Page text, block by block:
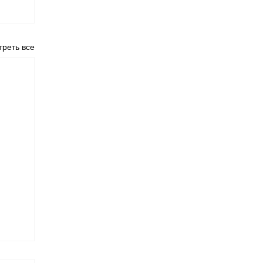
все